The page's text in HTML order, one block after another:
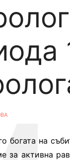
богата на
за активна